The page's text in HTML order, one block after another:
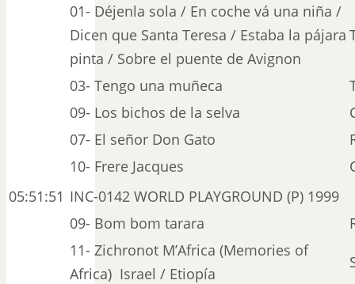
01- Déjenla sola / En coche vá una niña /
Dicen que Santa Teresa / Estaba la pájara
pinta / Sobre el puente de Avignon
03- Tengo una muñeca
09- Los bichos de la selva
07- El señor Don Gato
10- Frere Jacques
05:51:51 INC-0142 WORLD PLAYGROUND (P) 1999
09- Bom bom tarara
11- Zichronot M’Africa (Memories of
Africa) Israel / Etiopía